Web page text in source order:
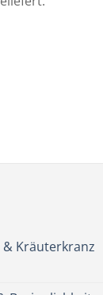
Kräuterkranz